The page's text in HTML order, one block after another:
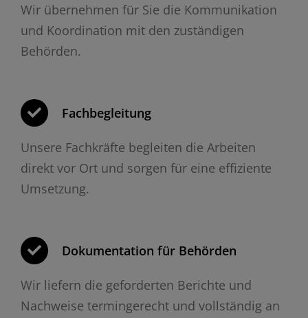
Wir übernehmen für Sie die Kommunikation
und Koordination mit den zuständigen
Behörden.
Fachbegleitung
Unsere Fachkräfte begleiten die Arbeiten
direkt vor Ort und sorgen für eine effiziente
Umsetzung.
Dokumentation für Behörden
Wir liefern die geforderten Berichte und
Nachweise termingerecht und vollständig an